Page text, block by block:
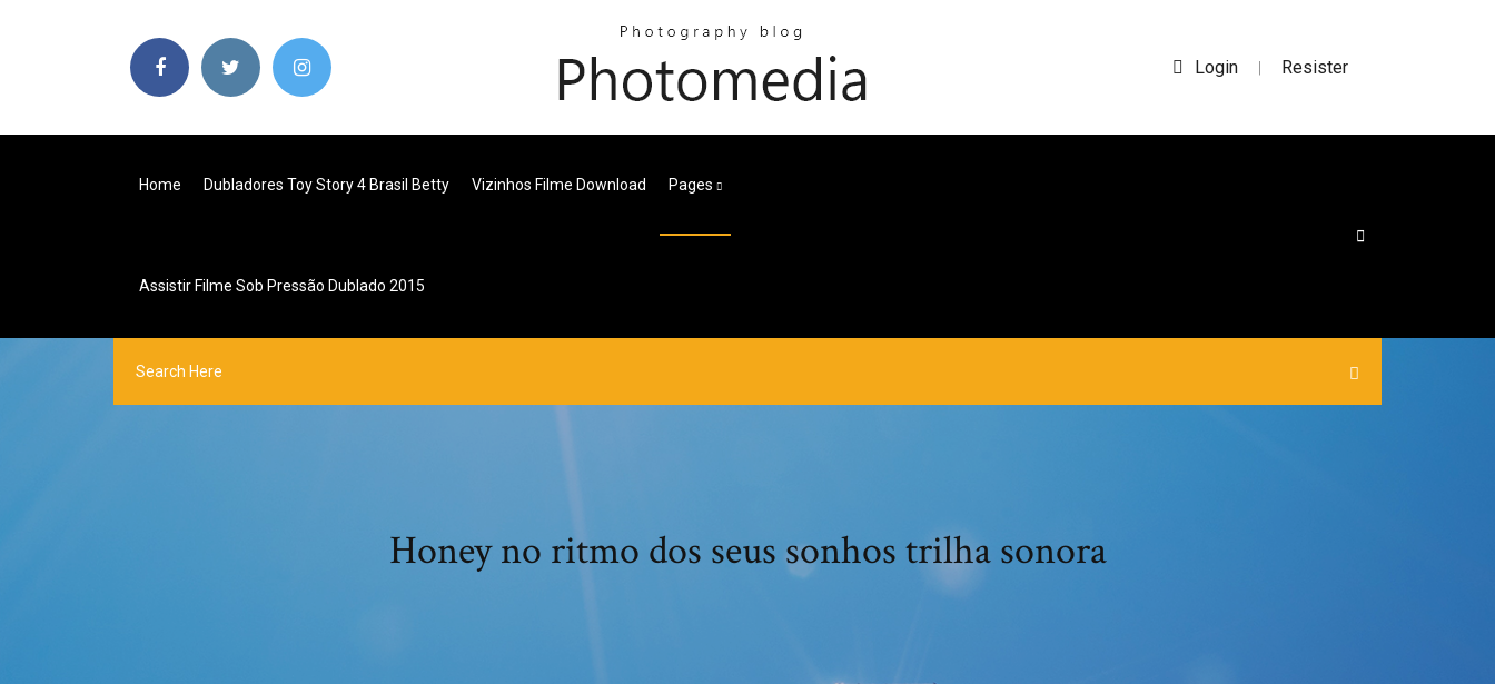
Login | Resister
Home Dubladores Toy Story 4 Brasil Betty Vizinhos Filme Download Pages
Assistir Filme Sob Pressão Dublado 2015
Honey no ritmo dos seus sonhos trilha sonora